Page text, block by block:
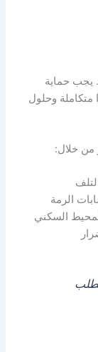
يجب حماية
متكاملة وحلول
من خلال:
الرمة
السكني